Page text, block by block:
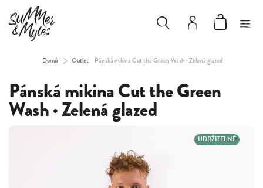
Domů / Outlet Pánská mikina Cut the Green Wash · Zelená glazed
Pánská mikina Cut the Green
Wash · Zelená glazed
UDRŽITELNÉ